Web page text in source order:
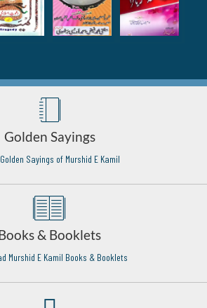
Golden Sayings
Sayings of Murshid E Kamil
& Booklets
Murshid E Kamil Books & Booklets